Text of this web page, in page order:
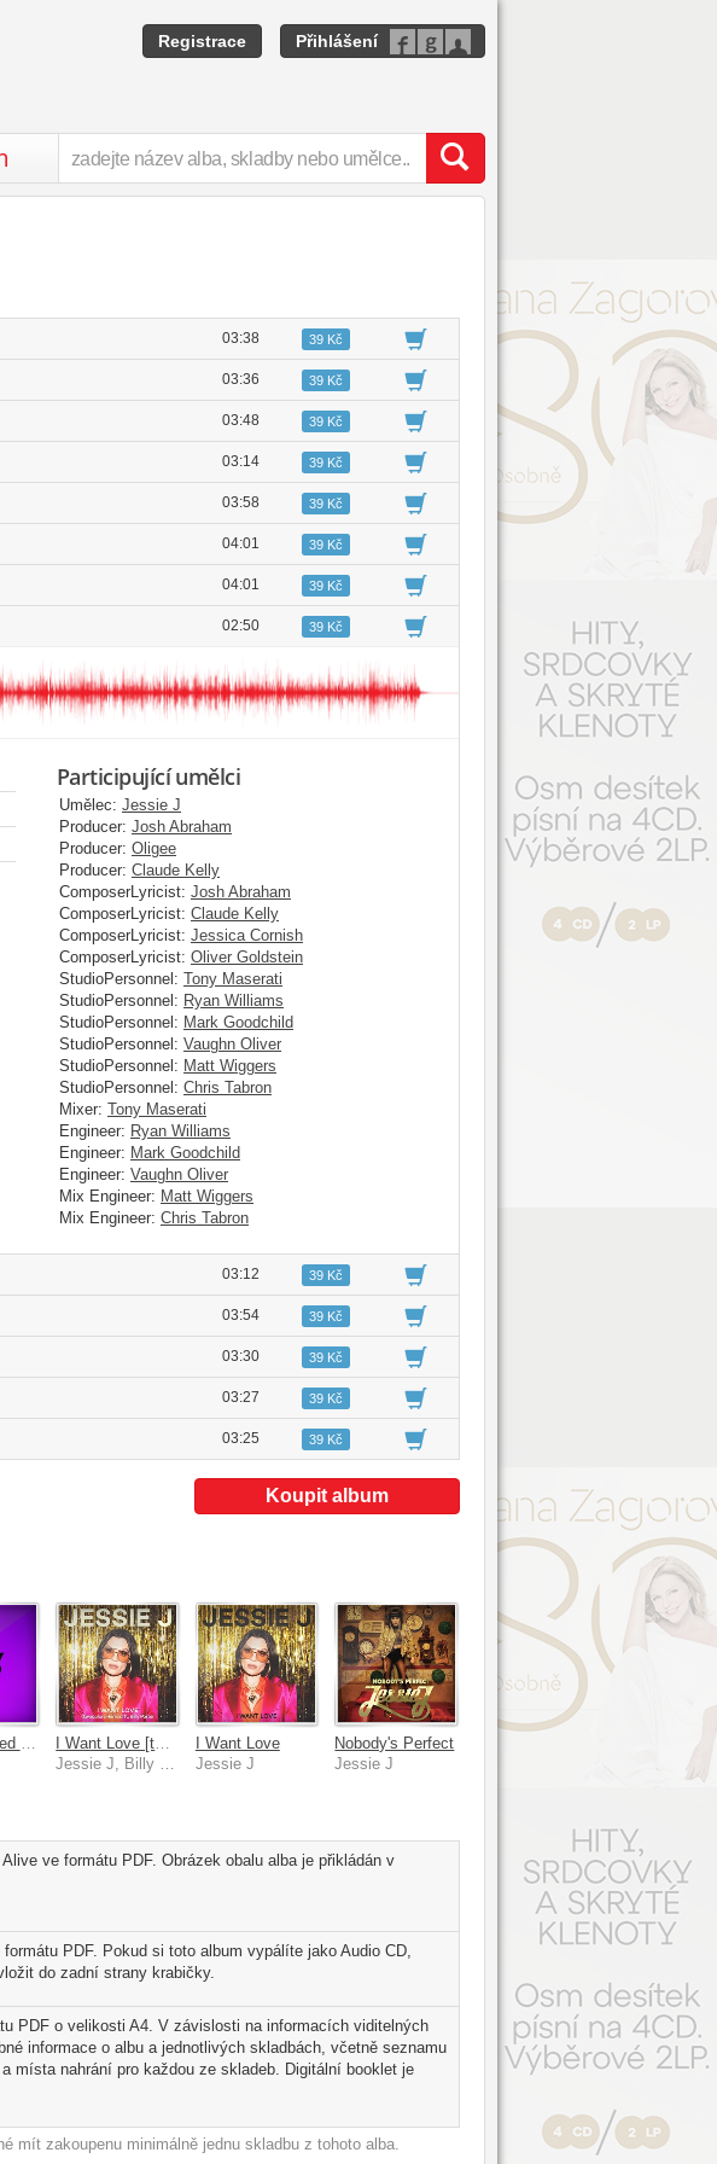
Registrace Přihlášení
03:38 39 Kč
03:36 39 Kč
03:48 39 Kč
03:14 39 Kč
03:58 39 Kč
04:01 39 Kč
04:01 39 Kč
02:50 39 Kč
Participující umělci
Umělec: Jessie J
Producer: Josh Abraham
Producer: Oligee
Producer: Claude Kelly
ComposerLyricist: Josh Abraham
ComposerLyricist: Claude Kelly
ComposerLyricist: Jessica Cornish
ComposerLyricist: Oliver Goldstein
StudioPersonnel: Tony Maserati
StudioPersonnel: Ryan Williams
StudioPersonnel: Mark Goodchild
StudioPersonnel: Vaughn Oliver
StudioPersonnel: Matt Wiggers
StudioPersonnel: Chris Tabron
Mixer: Tony Maserati
Engineer: Ryan Williams
Engineer: Mark Goodchild
Engineer: Vaughn Oliver
Mix Engineer: Matt Wiggers
Mix Engineer: Chris Tabron
03:12 39 Kč
03:54 39 Kč
03:30 39 Kč
03:27 39 Kč
03:25 39 Kč
Koupit album
I Want Love
Jessie J
Nobody's Perfect
Jessie J
ve formátu PDF. Obrázek obalu alba je přikládán v
PDF. Pokud si toto album vypálíte jako Audio CD,
do zadní strany krabičky.
PDF o velikosti A4. V závislosti na informacích viditelných
informace o albu a jednotlivých skladbách, včetně seznamu
místa nahrání pro každou ze skladeb. Digitální booklet je
mít zakoupenu minimálně jednu skladbu z tohoto alba.